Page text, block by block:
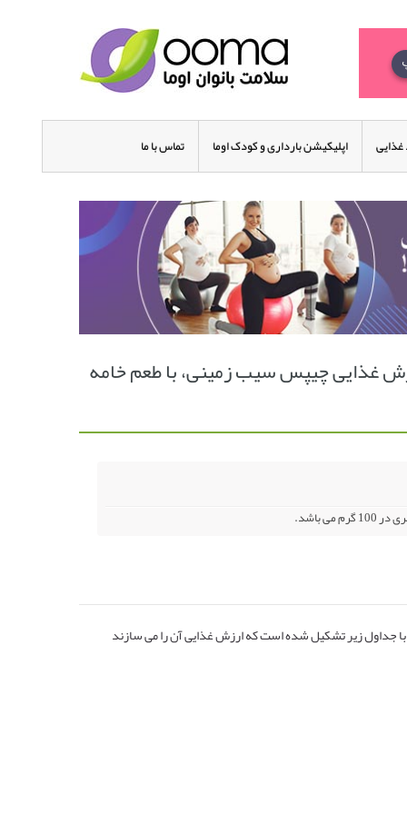
اپلیکیشن بارداری و کودک اوما تماس با ما
غذایی چیپس سیب زمینی، با طعم خامه
جداول زیر تشکیل شده است که ارزش غذایی آن را می سازند